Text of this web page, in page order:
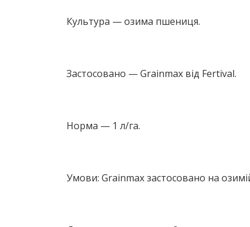
Культура — озима пшениця.
Застосовано — Grainmax від Fertival.
Норма — 1 л/га.
Умови: Grainmax застосовано на